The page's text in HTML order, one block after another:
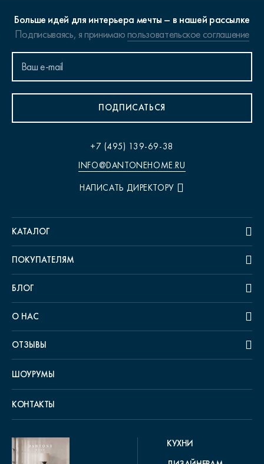
Больше идей для интерьера мечты – в нашей рассылке
Подписываясь, я принимаюпользовательское соглашение
ПОДПИСАТЬСЯ
+7 (495) 139-69-38
INFO@DANTONEHOME.RU
НАПИСАТЬ ДИРЕКТОРУ
КАТАЛОГ
ПОКУПАТЕЛЯМ
БЛОГ
О НАС
ОТЗЫВЫ
ШОУРУМЫ
КОНТАКТЫ
КУХНИ